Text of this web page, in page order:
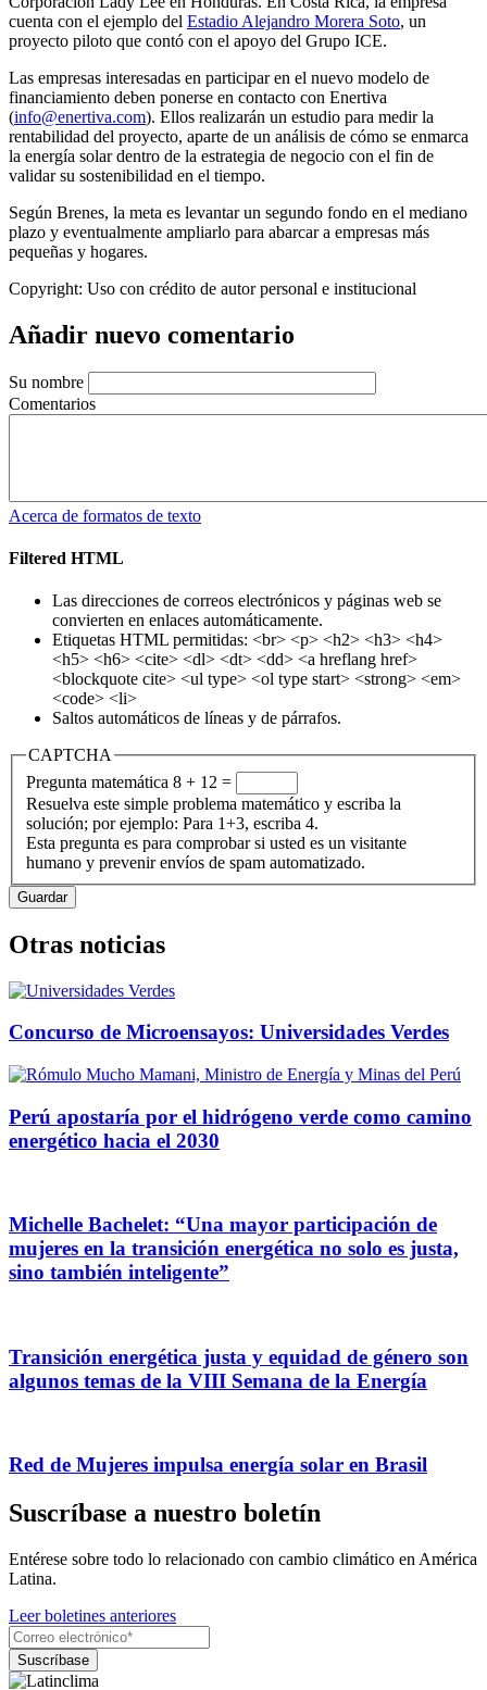
cuenta con el ejemplo del Estadio Alejandro Morera Soto, un
proyecto piloto que contó con el apoyo del Grupo ICE.
Las empresas interesadas en participar en el nuevo modelo de
financiamiento deben ponerse en contacto con Enertiva
(info@enertiva.com). Ellos realizarán un estudio para medir la
rentabilidad del proyecto, aparte de un análisis de cómo se enmarca
la energía solar dentro de la estrategia de negocio con el fin de
validar su sostenibilidad en el tiempo.
Según Brenes, la meta es levantar un segundo fondo en el mediano
plazo y eventualmente ampliarlo para abarcar a empresas más
pequeñas y hogares.
Copyright: Uso con crédito de autor personal e institucional
Añadir nuevo comentario
Su nombre
Comentarios
Acerca de formatos de texto
Filtered HTML
Las direcciones de correos electrónicos y páginas web se
convierten en enlaces automáticamente.
Etiquetas HTML permitidas: <br> <p> <h2> <h3> <h4>
<h5> <h6> <cite> <dl> <dt> <dd> <a hreflang href>
<blockquote cite> <ul type> <ol type start> <strong> <em>
<code> <li>
Saltos automáticos de líneas y de párrafos.
CAPTCHA
Pregunta matemática 8 + 12 =
Resuelva este simple problema matemático y escriba la
solución; por ejemplo: Para 1+3, escriba 4.
Esta pregunta es para comprobar si usted es un visitante
humano y prevenir envíos de spam automatizado.
Otras noticias
Concurso de Microensayos: Universidades Verdes
Perú apostaría por el hidrógeno verde como camino
energético hacia el 2030
Michelle Bachelet: “Una mayor participación de
mujeres en la transición energética no solo es justa,
sino también inteligente”
Transición energética justa y equidad de género son
algunos temas de la VIII Semana de la Energía
Red de Mujeres impulsa energía solar en Brasil
Suscríbase a nuestro boletín
Entérese sobre todo lo relacionado con cambio climático en América
Latina.
Leer boletines anteriores